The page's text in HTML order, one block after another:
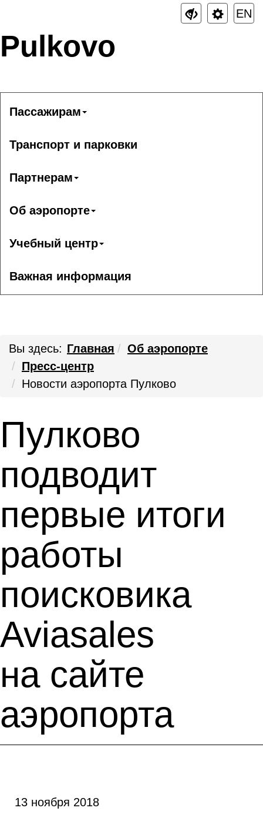
EN
Pulkovo
Пассажирам
Транспорт и парковки
Партнерам
Об аэропорте
Учебный центр
Важная информация
Вы здесь: Главная
Об аэропорте
Пресс-центр
Новости аэропорта Пулково
Пулково
подводит
первые итоги
работы
поисковика
Aviasales
на сайте
аэропорта
13 ноября 2018